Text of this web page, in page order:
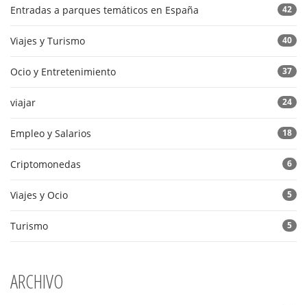
Entradas a parques temáticos en España 42
Viajes y Turismo 40
Ocio y Entretenimiento 37
viajar 24
Empleo y Salarios 18
Criptomonedas 6
Viajes y Ocio 5
Turismo 5
ARCHIVO